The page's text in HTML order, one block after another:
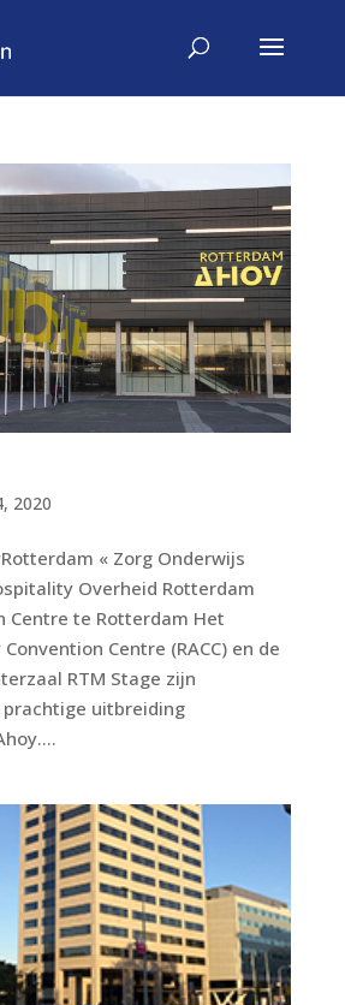
2020
« Zorg Onderwijs
Overheid Rotterdam
Centre te Rotterdam Het
Centre (RACC) en de
RTM Stage zijn
prachtige uitbreiding